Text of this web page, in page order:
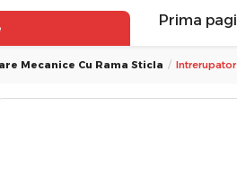
Prima
Mecanice Cu Rama Sticla